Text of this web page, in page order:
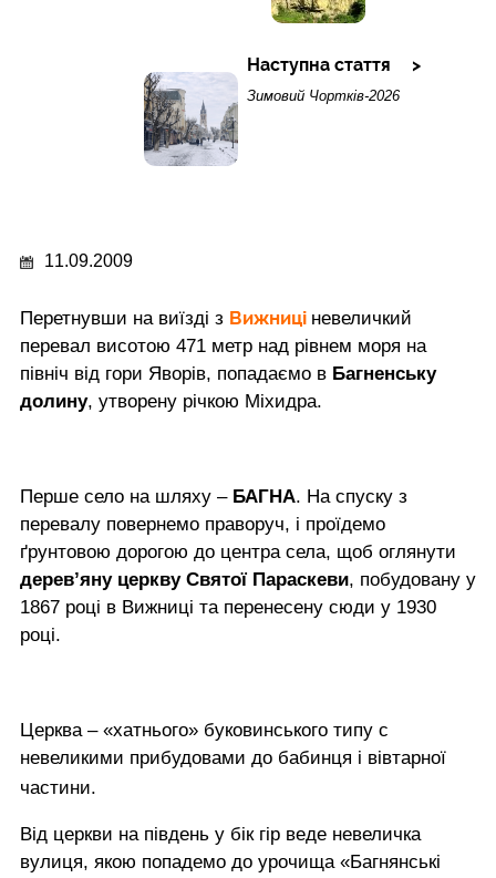
Наступна стаття
Зимовий Чортків-2026
11.09.2009
Перетнувши на виїзді з Вижниці невеличкий
перевал висотою 471 метр над рівнем моря на
північ від гори Яворів, попадаємо в Багненську
долину, утворену річкою Міхидра.
Перше село на шляху – БАГНА. На спуску з
перевалу повернемо праворуч, і проїдемо
ґрунтовою дорогою до центра села, щоб оглянути
дерев’яну церкву Святої Параскеви, побудовану у
1867 році в Вижниці та перенесену сюди у 1930
році.
Церква – «хатнього» буковинського типу с
невеликими прибудовами до бабинця і вівтарної
частини.
Від церкви на південь у бік гір веде невеличка
вулиця, якою попадемо до урочища «Багнянські